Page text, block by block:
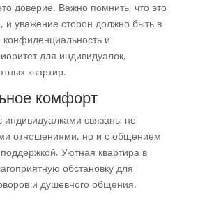
доверие. Важно помнить, что это
и уважение сторон должно быть в
и
для индивидуалок,
квартир.
комфорт
индивидуалками связаны не
отношениями, но и с общением
Уютная квартира в
обстановку для
и душевного общения.